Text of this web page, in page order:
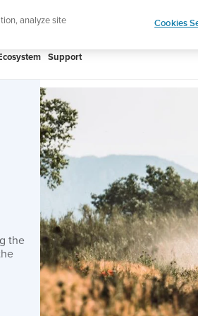
designed for runners Shop
Support
the
analyze site
Cookies